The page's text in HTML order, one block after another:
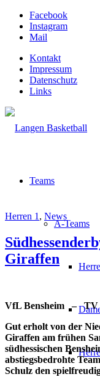
Facebook
Instagram
Mail
Kontakt
Impressum
Datenschutz
Links
Teams
A-Teams
Herren 1 , News
Giraffen
VfL Bensheim – TV
Gut erholt von der
Giraffen am frühen
südhessischen
abstiegsbedrohte
Schulz den